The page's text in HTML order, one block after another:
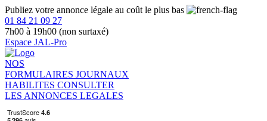
Publiez votre annonce légale au coût le plus bas
01 84 21 09 27
7h00 à 19h00 (non surtaxé)
Espace JAL-Pro
NOS
FORMULAIRES JOURNAUX
HABILITES CONSULTER
LES ANNONCES LEGALES